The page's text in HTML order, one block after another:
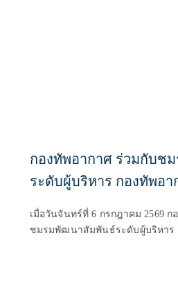
กองทัพอากาศ ร่วมกับช
ระดับผู้บริหาร กองทัพอา
กองทัพอากาศ เพื่อการป
เมื่อวันจันทร์ที่ 6 กรกฎาคม 2569 ก
ชมรมพัฒนาสัมพันธ์ระดับผู้บริหาร